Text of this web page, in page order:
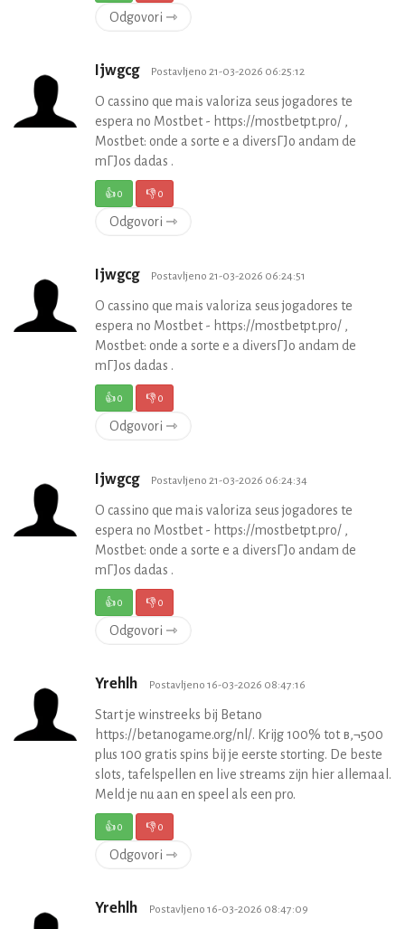
Odgovori ⇾
Ijwgcg Postavljeno 21-03-2026 06:25:12
O cassino que mais valoriza seus jogadores te
espera no Mostbet - https://mostbetpt.pro/ ,
Mostbet: onde a sorte e a diversГЈo andam de
mГЈos dadas .
👍0 👎0
Odgovori ⇾
Ijwgcg Postavljeno 21-03-2026 06:24:51
O cassino que mais valoriza seus jogadores te
espera no Mostbet - https://mostbetpt.pro/ ,
Mostbet: onde a sorte e a diversГЈo andam de
mГЈos dadas .
👍0 👎0
Odgovori ⇾
Ijwgcg Postavljeno 21-03-2026 06:24:34
O cassino que mais valoriza seus jogadores te
espera no Mostbet - https://mostbetpt.pro/ ,
Mostbet: onde a sorte e a diversГЈo andam de
mГЈos dadas .
👍0 👎0
Odgovori ⇾
Yrehlh Postavljeno 16-03-2026 08:47:16
Start je winstreeks bij Betano
https://betanogame.org/nl/. Krijg 100% tot в‚¬500
plus 100 gratis spins bij je eerste storting. De beste
slots, tafelspellen en live streams zijn hier allemaal.
Meld je nu aan en speel als een pro.
👍0 👎0
Odgovori ⇾
Yrehlh Postavljeno 16-03-2026 08:47:09